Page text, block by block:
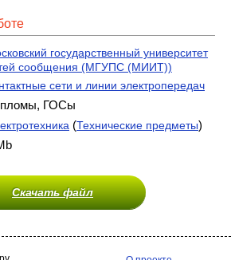
государственный университет
сообщения (МГУПС (МИИТ))
сети и линии электропередач
ГОСы
(Технические предметы)
Скачать файл